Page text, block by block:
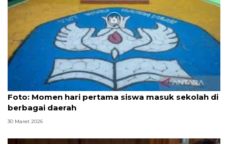
Foto: Momen hari pertama siswa masuk sekolah di
berbagai daerah
30 Maret 2026